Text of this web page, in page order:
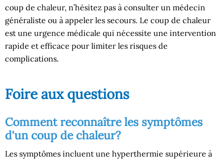
coup de chaleur, n’hésitez pas à consulter un médecin
généraliste ou à appeler les secours. Le coup de chaleur
est une urgence médicale qui nécessite une intervention
rapide et efficace pour limiter les risques de
complications.
Foire aux questions
Comment reconnaître les symptômes
d'un coup de chaleur?
Les symptômes incluent une hyperthermie supérieure à